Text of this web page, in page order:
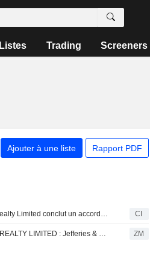
Listes Trading Screeners
Ajouter à une liste Rapport PDF
Oberoi Realty Limited conclut un accord de développement pour la réhabilitation d'un terrain à Malabar Hill, Mumbai CI
OBEROI REALTY LIMITED : Jefferies & Co. maintient sa recommandation neutre ZM